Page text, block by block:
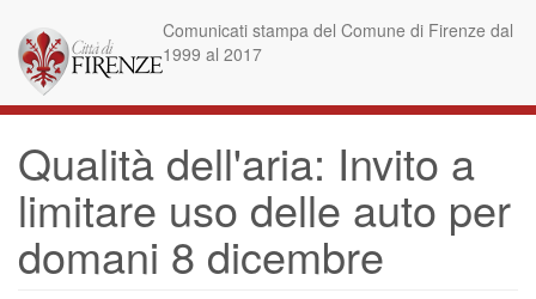
main
content
Comunicati stampa del Comune di Firenze dal
1999 al 2017
Qualità dell'aria: Invito a
limitare uso delle auto per
domani 8 dicembre